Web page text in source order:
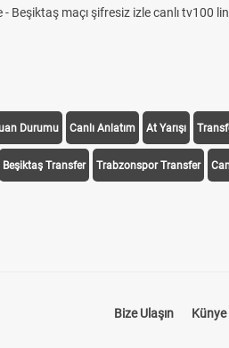
- Beşiktaş maçı şifresiz izle canlı tv100
Durumu Canlı Anlatım At Yarışı
Beşiktaş Transfer Trabzonspor Transfer
Bize Ulaşın Künye